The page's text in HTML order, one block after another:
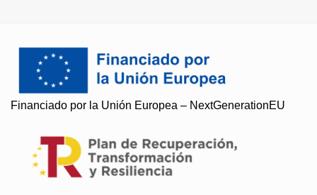
Financiado por la Unión Europea – NextGenerationEU
Resuelvo todas tus preguntas